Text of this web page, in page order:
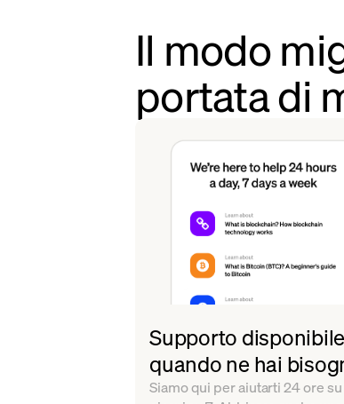
Il modo
portata di
Supporto disponibile
quando ne hai
Siamo qui per aiutarti 24 ore